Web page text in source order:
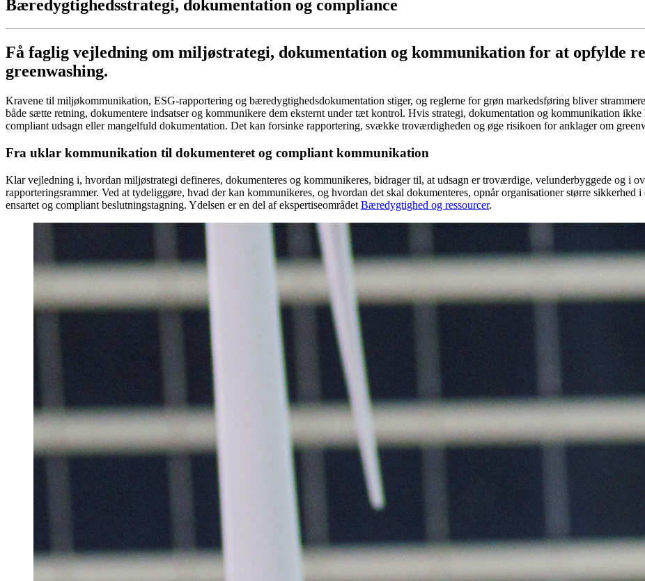
Bæredygtighedsstrategi, dokumentation og compliance
Få faglig vejledning om miljøstrategi, dokumentation og kommunikation for at opfylde
greenwashing.
Kravene til miljøkommunikation, ESG-rapportering og bæredygtighedsdokumentation stiger, og reglerne for grøn markedsføring bliver
både sætte retning, dokumentere indsatser og kommunikere dem eksternt under tæt kontrol. Hvis strategi, dokumentation og kommunikation
compliant udsagn eller mangelfuld dokumentation. Det kan forsinke rapportering, svække troværdigheden og øge risikoen for anklager om
Fra uklar kommunikation til dokumenteret og compliant kommunikation
Klar vejledning i, hvordan miljøstrategi defineres, dokumenteres og kommunikeres, bidrager til, at udsagn er troværdige, velunderbyggede og i
rapporteringsrammer. Ved at tydeliggøre, hvad der kan kommunikeres, og hvordan det skal dokumenteres, opnår organisationer større
ensartet og compliant beslutningstagning. Ydelsen er en del af ekspertiseområdet Bæredygtighed og ressourcer.